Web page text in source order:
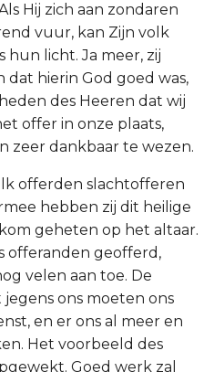
Hij zich aan zondaren
vuur, kan Zijn volk
hun licht. Ja meer, zij
hierin God goed was,
des Heeren dat wij
offer in onze plaats,
zeer dankbaar te wezen.
offerden slachtofferen
hebben zij dit heilige
geheten op het altaar.
offeranden geofferd,
velen aan toe. De
ons moeten ons
en er ons al meer en
Het voorbeeld des
Goed werk zal